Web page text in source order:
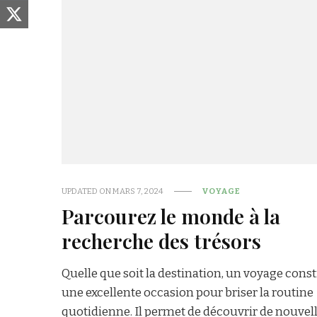
UPDATED ONMARS 7, 2024 VOYAGE
Parcourez le monde à la
recherche des trésors
Quelle que soit la destination, un voyage
une excellente occasion pour briser la routine
quotidienne. Il permet de découvrir de